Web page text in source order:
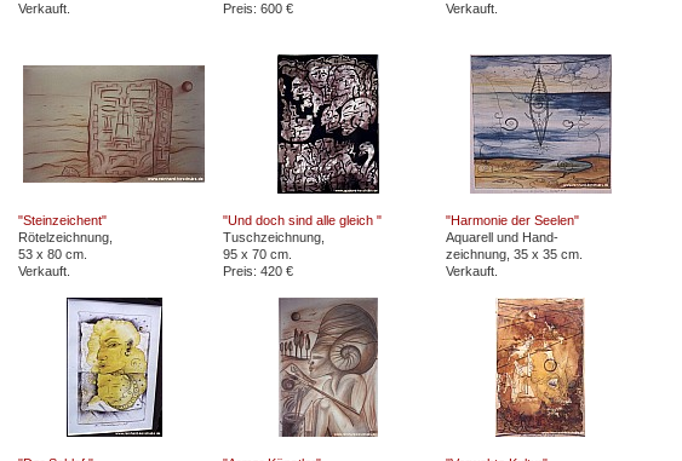
Verkauft.
Preis: 600 €
Verkauft.
"Steinzeichent"
Rötelzeichnung,
53 x 80 cm.
Verkauft.
"Und doch sind alle gleich "
Tuschzeichnung,
95 x 70 cm.
Preis: 420 €
"Harmonie der Seelen"
Aquarell und Hand-
zeichnung, 35 x 35 cm.
Verkauft.